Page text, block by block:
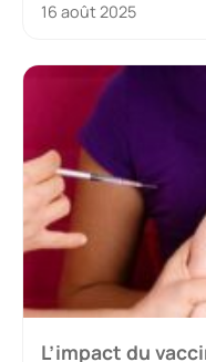
16 août 2025
L’impact du